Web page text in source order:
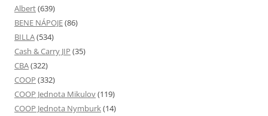
Albert(639)
BENE NÁPOJE(86)
BILLA(534)
Cash & Carry JIP (35)
CBA(322)
COOP (332)
COOP Jednota Mikulov(119)
COOP Jednota Nymburk(14)